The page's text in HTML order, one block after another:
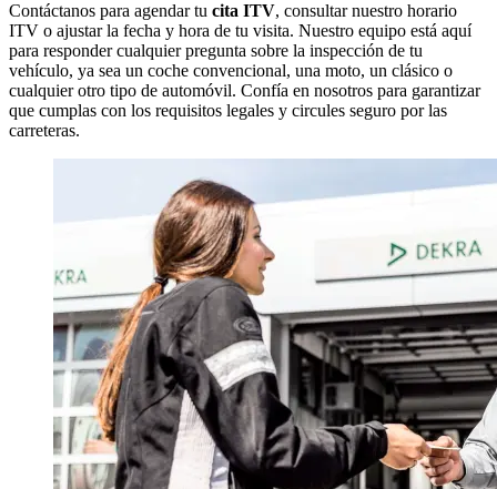
Contáctanos para agendar tu cita ITV, consultar nuestro horario
ITV o ajustar la fecha y hora de tu visita. Nuestro equipo está aquí
para responder cualquier pregunta sobre la inspección de tu
vehículo, ya sea un coche convencional, una moto, un clásico o
cualquier otro tipo de automóvil. Confía en nosotros para garantizar
que cumplas con los requisitos legales y circules seguro por las
carreteras.